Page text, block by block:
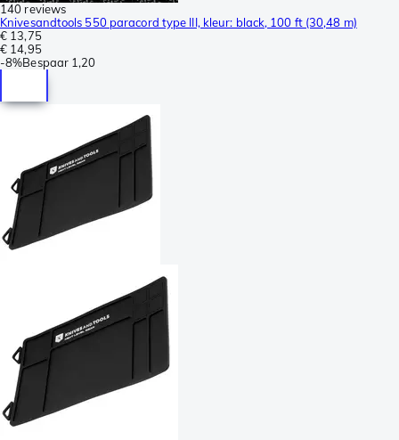
140 reviews
Knivesandtools 550 paracord type III, kleur: black, 100 ft (30,48 m)
€ 13,75
€ 14,95
-8%Bespaar 1,20